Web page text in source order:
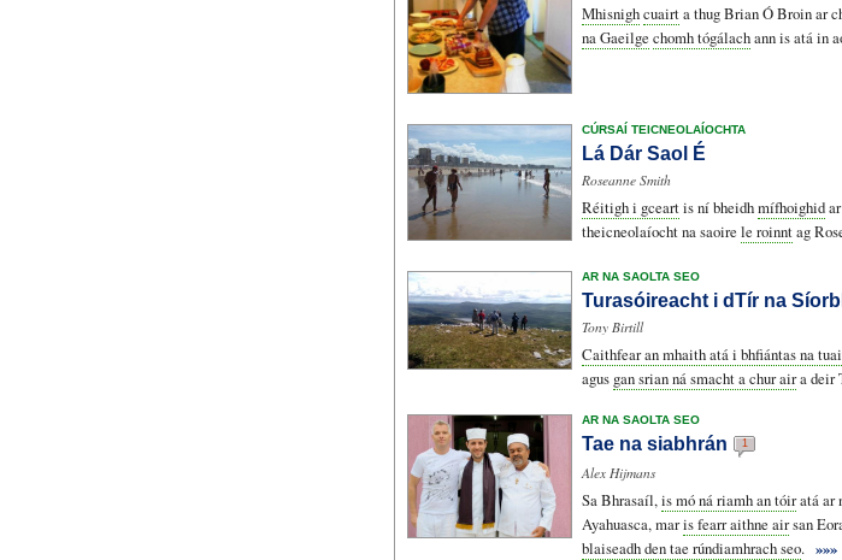
Mhisnighcuairta thug Brian Ó Broin ar
na Gaeilge chomh tógálachann is atá in
CÚRSAÍ TEICNEOLAÍOCHTA
Lá Dár Saol É
Roseanne Smith
Réitigh i gceartis ní bheidhmífhoighidar
theicneolaíocht na saoire le roinntag
AR NA SAOLTA SEO
Turasóireacht i dTír na
Tony Birtill
Caithfear an mhaith atá i bhfiántas na
agus gan srian ná smacht a chur aira deir
AR NA SAOLTA SEO
Tae na siabhrán 1
Alex Hijmans
Sa Bhrasaíl,is mó ná riamh an tóiratá ar
Ayahuasca, maris fearr aithne airsan
blaiseadh den tae rúndiamhrach seo. »»»